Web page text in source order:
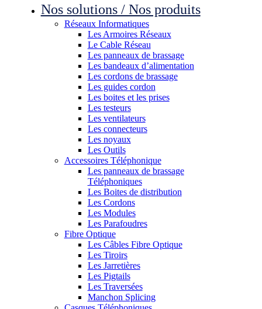
Nos solutions / Nos produits
Réseaux Informatiques
Les Armoires Réseaux
Le Cable Réseau
Les panneaux de brassage
Les bandeaux d’alimentation
Les cordons de brassage
Les guides cordon
Les boites et les prises
Les testeurs
Les ventilateurs
Les connecteurs
Les noyaux
Les Outils
Accessoires Téléphonique
Les panneaux de brassage
Téléphoniques
Les Boites de distribution
Les Cordons
Les Modules
Les Parafoudres
Fibre Optique
Les Câbles Fibre Optique
Les Tiroirs
Les Jarretières
Les Pigtails
Les Traversées
Manchon Splicing